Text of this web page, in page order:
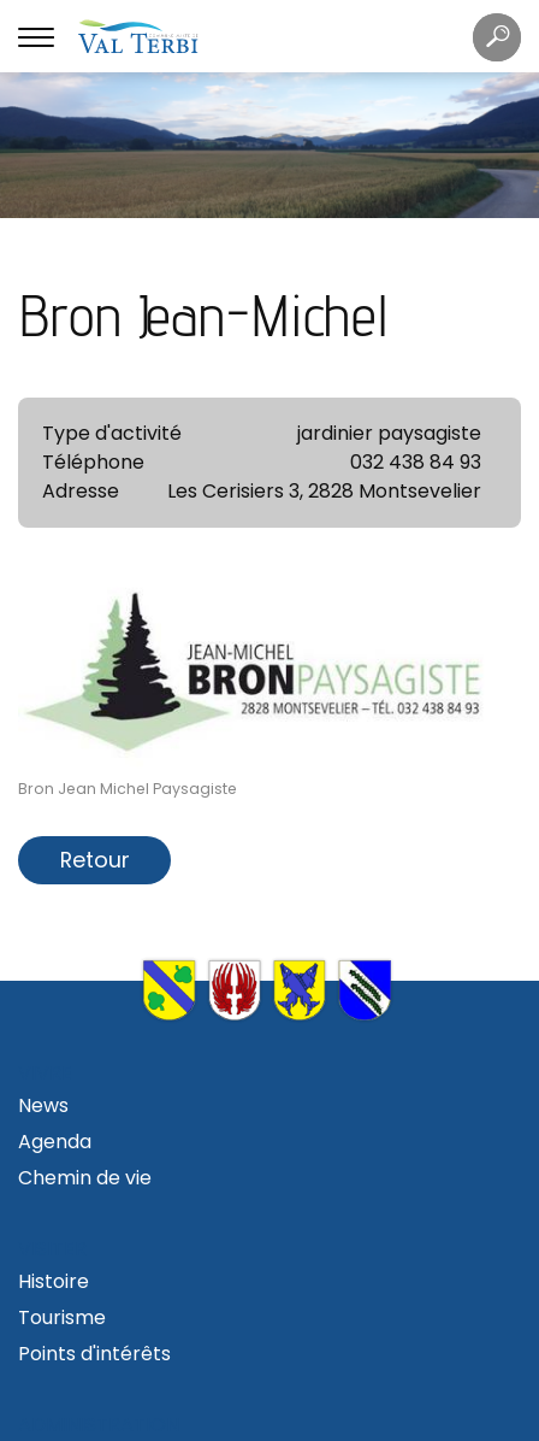
Mots
clés
Bron Jean-Michel
Type d'activité
jardinier paysagiste
Téléphone
032 438 84 93
Adresse
Les Cerisiers 3, 2828 Montsevelier
Bron Jean Michel Paysagiste
Retour
News
Agenda
Chemin de vie
Histoire
Tourisme
Points d'intérêts